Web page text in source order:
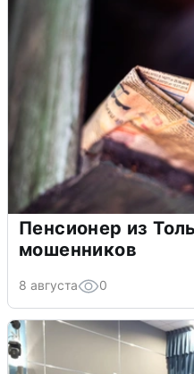
Пенсионер из
мошенников
8 августа 0